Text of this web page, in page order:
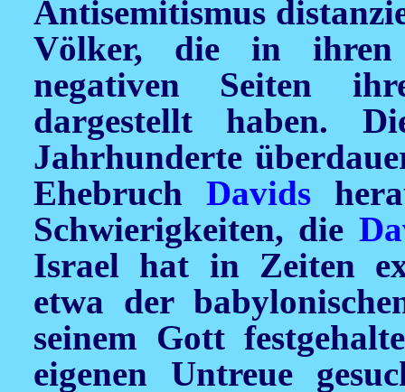
Antisemitismus
Völker, die in ihren
negativen Seiten
dargestellt haben.
Jahrhunderte
EhebruchDavids
Schwierigkeiten, die
Israel hat in Zeiten
etwa der
seinem Gott
eigenen Untreue